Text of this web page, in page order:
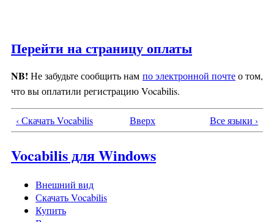
Перейти на страницу оплаты
NB! Не забудьте сообщить нам по электронной почтео том,
что вы оплатили регистрацию Vocabilis.
‹ Скачать Vocabilis Вверх Все языки ›
Vocabilis для Windows
Внешний вид
Скачать Vocabilis
Купить